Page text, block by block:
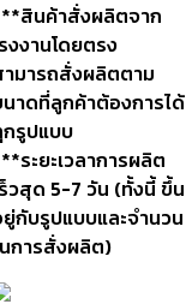
สินค้าสั่งผลิตจาก
งงานโดยตรง
มารถสั่งผลิตตาม
าดที่ลูกค้าต้องการได้
รูปแบบ
ระยะเวลาการผลิต
วสุด 5-7 วัน (ทั้งนี้ ขึ้น
กับรูปแบบและจำนวน
การสั่งผลิต)